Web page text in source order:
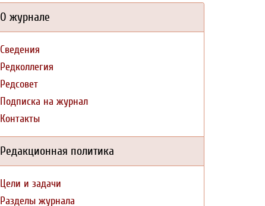
О журнале
Сведения
Редколлегия
Редсовет
Подписка на журнал
Контакты
Редакционная политика
Цели и задачи
Разделы журнала